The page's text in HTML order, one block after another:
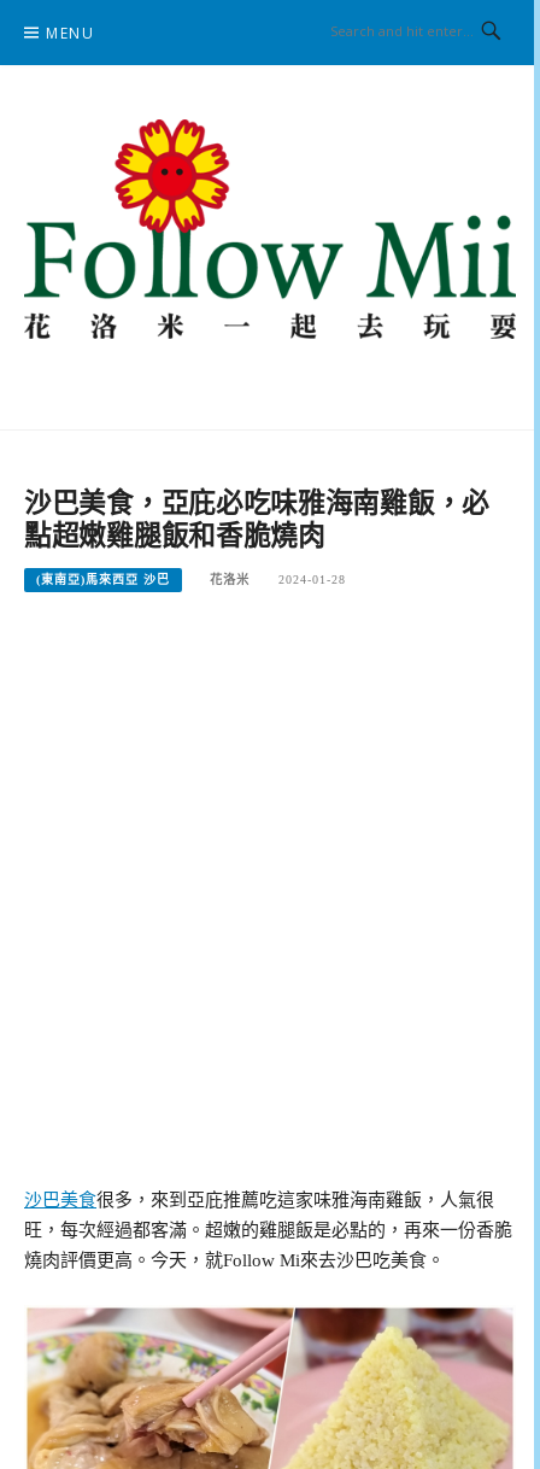
content
MENU
沙巴美食，亞庇必吃味雅海南雞飯，必
點超嫩雞腿飯和香脆燒肉
(東南亞)馬來西亞 沙巴 花洛米 2024-01-28
沙巴美食很多，來到亞庇推薦吃這家味雅海南雞飯，人氣很
旺，每次經過都客滿。超嫩的雞腿飯是必點的，再來一份香脆
燒肉評價更高。今天，就Follow Mi來去沙巴吃美食。